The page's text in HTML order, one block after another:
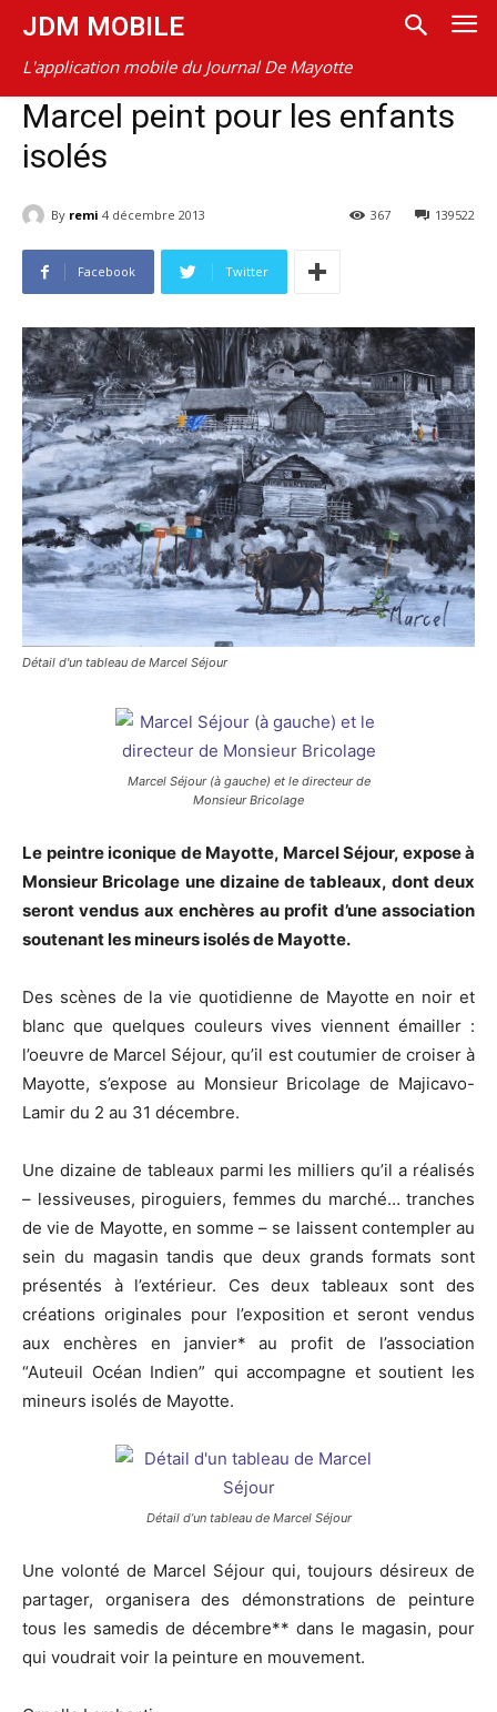
JDM MOBILE
L'application mobile du Journal De Mayotte
Marcel peint pour les enfants
isolés
By remi 4 décembre 2013 139522
367
Facebook Twitter
Détail d'un tableau de Marcel Séjour
Marcel Séjour (à gauche) et le directeur de
Monsieur Bricolage
Le peintre iconique de Mayotte, Marcel Séjour, expose à
Monsieur Bricolage une dizaine de tableaux, dont deux
seront vendus aux enchères au profit d’une association
soutenant les mineurs isolés de Mayotte.
Des scènes de la vie quotidienne de Mayotte en noir et
blanc que quelques couleurs vives viennent émailler :
l’oeuvre de Marcel Séjour, qu’il est coutumier de croiser à
Mayotte, s’expose au Monsieur Bricolage de Majicavo-
Lamir du 2 au 31 décembre.
Une dizaine de tableaux parmi les milliers qu’il a réalisés
– lessiveuses, piroguiers, femmes du marché… tranches
de vie de Mayotte, en somme – se laissent contempler au
sein du magasin tandis que deux grands formats sont
présentés à l’extérieur. Ces deux tableaux sont des
créations originales pour l’exposition et seront vendus
aux enchères en janvier* au profit de l’association
“Auteuil Océan Indien” qui accompagne et soutient les
mineurs isolés de Mayotte.
Détail d’un tableau de Marcel Séjour
Une volonté de Marcel Séjour qui, toujours désireux de
partager, organisera des démonstrations de peinture
tous les samedis de décembre** dans le magasin, pour
qui voudrait voir la peinture en mouvement.